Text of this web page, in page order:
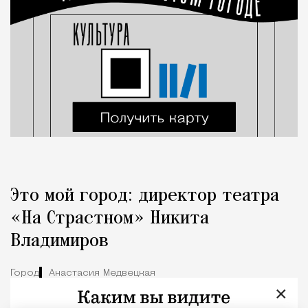
Это мой город: директор театра
«На Страстном» Никита
Владимиров
Город Анастасия Медвецкая
×